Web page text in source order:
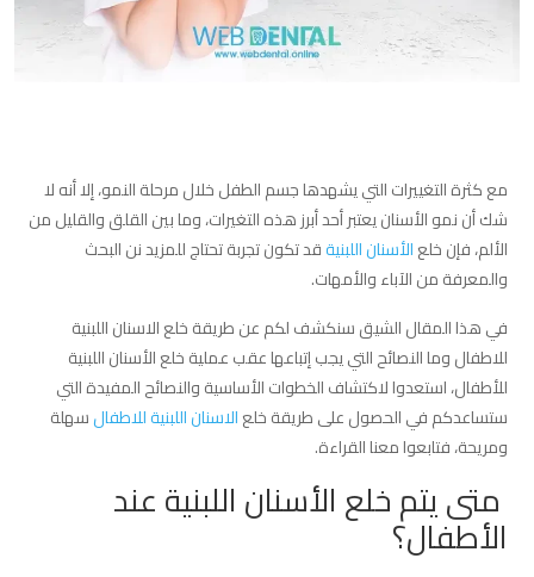
مع كثرة التغييرات التي يشهدها جسم الطفل خلال مرحلة النمو، إلا أنه لا
شك أن نمو الأسنان يعتبر أحد أبرز هذه التغيرات، وما بين القلق والقليل من
الألم، فإن خلعالأسنان اللبنيةقد تكون تجربة تحتاج للمزيد نن البحث
والمعرفة من الآباء والأمهات.
في هذا المقال الشيق سنكشف لكم عن طريقة خلع الاسنان اللبنية
للاطفال وما النصائح التي يجب إتباعها عقب عملية خلع الأسنان اللبنية
للأطفال، استعدوا لاكتشاف الخطوات الأساسية والنصائح المفيدة التي
ستساعدكم في الحصول على طريقة خلعالاسنان اللبنية للاطفالسهلة
ومريحة، فتابعوا معنا القراءة.
متى يتم خلع الأسنان اللبنية عند
الأطفال؟